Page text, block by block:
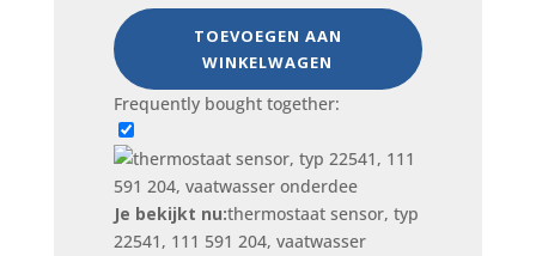
22541,
111
591
204,
vaatwasser
onderdee
aantal
TOEVOEGEN AAN
WINKELWAGEN
Frequently bought together:
Je bekijkt nu:thermostaat sensor, typ
22541, 111 591 204, vaatwasser